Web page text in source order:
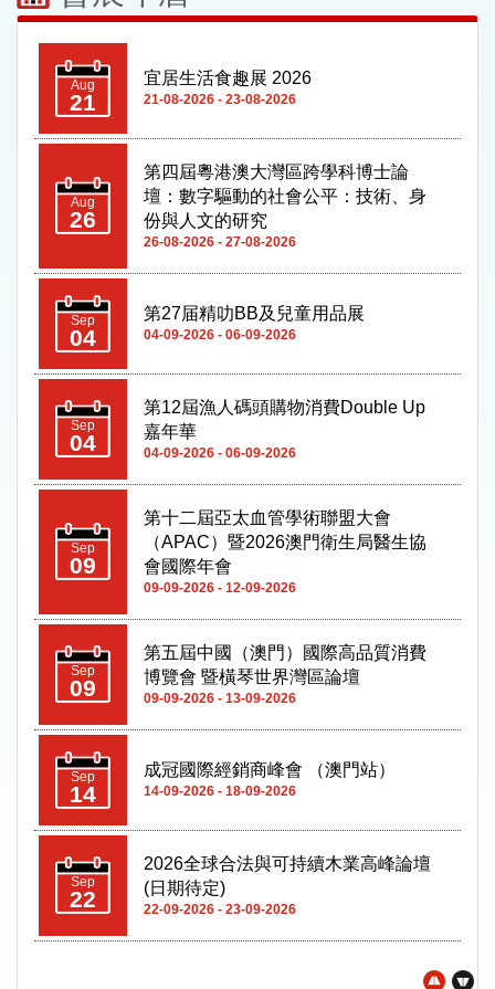
Aug
21
宜居生活食趣展 2026
21-08-2026 - 23-08-2026
26
第四屆粵港澳大灣區跨學科博士論
壇：數字驅動的社會公平：技術、身
份與人文的研究
26-08-2026 - 27-08-2026
04 04-09-2026 - 06-09-2026
04
第12屆漁人碼頭購物消費Double Up
嘉年華
04-09-2026 - 06-09-2026
09
第十二屆亞太血管學術聯盟大會
（APAC）暨2026澳門衛生局醫生協
會國際年會
09-09-2026 - 12-09-2026
09
第五屆中國（澳門）國際高品質消費
博覽會 暨橫琴世界灣區論壇
09-09-2026 - 13-09-2026
14 14-09-2026 - 18-09-2026
22
2026全球合法與可持續木業高峰論壇
(日期待定)
22-09-2026 - 23-09-2026